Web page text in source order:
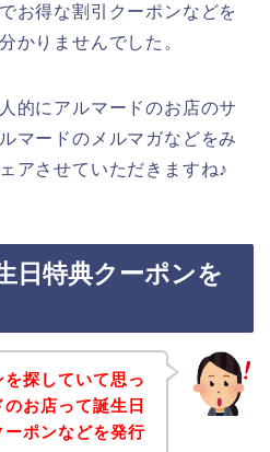
お得な割引クーポンなどを
かりませんでした。
的にアルマードのお店のサ
マードのメルマガなどをみ
アさせていただきますね♪
日特典クーポンを
探していて思っ
お店って誕生日
ポンなどを発行